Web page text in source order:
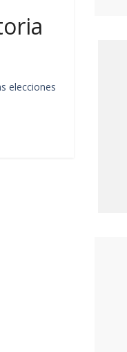
elecciones